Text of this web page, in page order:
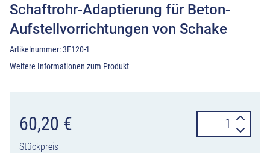
Schaftrohr-Adaptierung für Beton-
Aufstellvorrichtungen von Schake
Artikelnummer:3F120-1
Weitere Informationen zum Produkt
60,20 €
Stückpreis
Schaftrohr-
Adaptierung